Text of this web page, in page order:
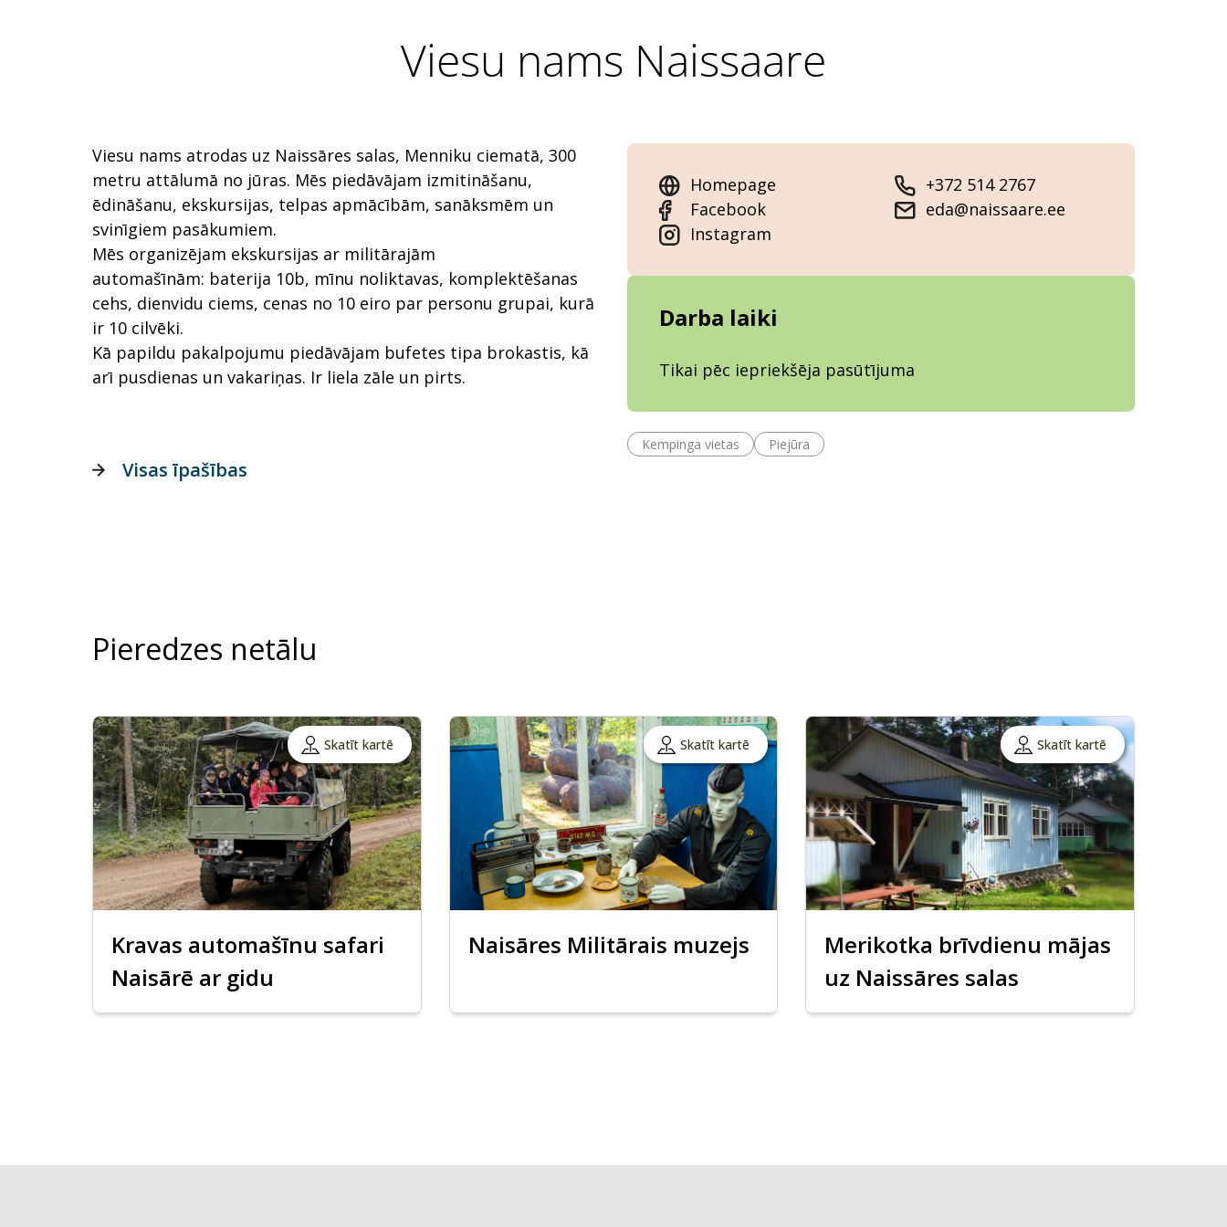
Viesu nams Naissaare
Viesu nams atrodas uz Naissāres salas, Menniku ciematā, 300
metru attālumā no jūras. Mēs piedāvājam izmitināšanu,
ēdināšanu, ekskursijas, telpas apmācībām, sanāksmēm un
svinīgiem pasākumiem.
Mēs organizējam ekskursijas ar militārajām
automašīnām: baterija 10b, mīnu noliktavas, komplektēšanas
cehs, dienvidu ciems, cenas no 10 eiro par personu grupai, kurā
ir 10 cilvēki.
Kā papildu pakalpojumu piedāvājam bufetes tipa brokastis, kā
arī pusdienas un vakariņas. Ir liela zāle un pirts.
Homepage
Facebook
Instagram
+372 514 2767
eda@naissaare.ee
Darba laiki
Tikai pēc iepriekšēja pasūtījuma
Kempinga vietas Piejūra
Visas īpašības
Pieredzes netālu
Skatīt kartē
Kravas automašīnu safari
Naisārē ar gidu
Skatīt kartē
Naisāres Militārais muzejs
Skatīt kartē
Merikotka brīvdienu mājas
uz Naissāres salas